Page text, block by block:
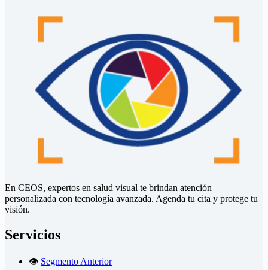
En CEOS, expertos en salud visual te brindan atención
personalizada con tecnología avanzada. Agenda tu cita y protege tu
visión.
Servicios
👁️ Segmento Anterior